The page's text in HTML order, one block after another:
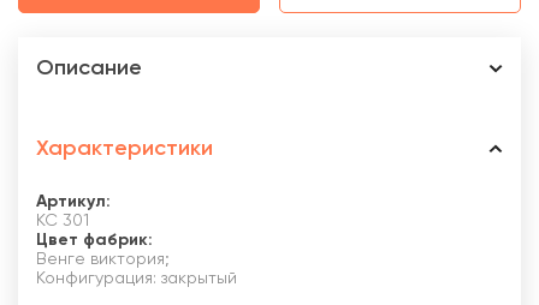
Описание
Характеристики
Артикул:
КС 301
Цвет фабрик:
Венге виктория;
Конфигурация: закрытый